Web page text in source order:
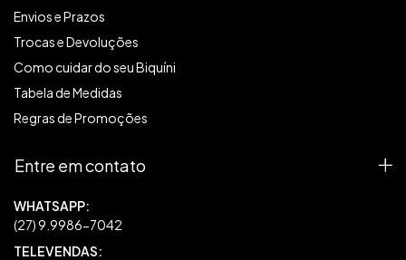
Envios e Prazos
Trocas e Devoluções
Como cuidar do seu Biquíni
Tabela de Medidas
Regras de Promoções
Entre em contato